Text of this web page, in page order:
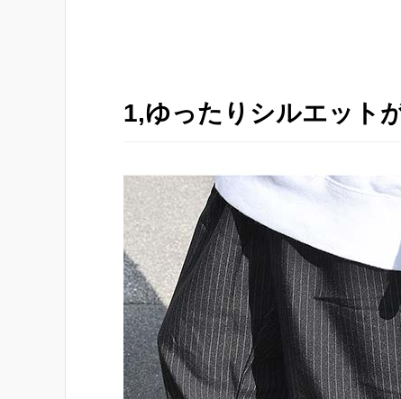
1,ゆったりシルエット